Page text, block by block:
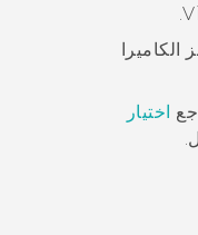
اختيار